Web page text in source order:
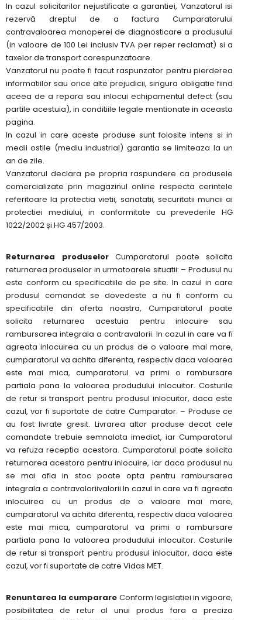
In cazul solicitarilor nejustificate a garantiei, Vanzatorul isi
rezervă dreptul de a factura Cumparatorului
contravaloarea manoperei de diagnosticare a produsului
(in valoare de 100 Lei inclusiv TVA per reper reclamat) si a
taxelor de transport corespunzatoare.
Vanzatorul nu poate fi facut raspunzator pentru pierderea
informatiilor sau orice alte prejudicii, singura obligatie fiind
aceea de a repara sau inlocui echipamentul defect (sau
partile acestuia), in conditiile legale mentionate in aceasta
pagina.
In cazul in care aceste produse sunt folosite intens si in
medii ostile (mediu industrial) garantia se limiteaza la un
an de zile.
Vanzatorul declara pe propria raspundere ca produsele
comercializate prin magazinul online respecta cerintele
referitoare la protectia vietii, sanatatii, securitatii muncii ai
protectiei mediului, in conformitate cu prevederile HG
1022/2002 și HG 457/2003.
Returnarea produselor Cumparatorul poate solicita
returnarea produselor in urmatoarele situatii: – Produsul nu
este conform cu specificatiile de pe site. In cazul in care
produsul comandat se dovedeste a nu fi conform cu
specificatiile din oferta noastra, Cumparatorul poate
solicita returnarea acestuia pentru inlocuire sau
rambursarea integrala a contravalorii. In cazul in care va fi
agreata inlocuirea cu un produs de o valoare mai mare,
cumparatorul va achita diferenta, respectiv daca valoarea
este mai mica, cumparatorul va primi o rambursare
partiala pana la valoarea produdului inlocuitor. Costurile
de retur si transport pentru produsul inlocuitor, daca este
cazul, vor fi suportate de catre Cumparator. – Produse ce
au fost livrate gresit. Livrarea altor produse decat cele
comandate trebuie semnalata imediat, iar Cumparatorul
va refuza receptia acestora. Cumparatorul poate solicita
returnarea acestora pentru inlocuire, iar daca produsul nu
se mai afla in stoc poate opta pentru rambursarea
integrala a contravaloriivalorii.In cazul in care va fi agreata
inlocuirea cu un produs de o valoare mai mare,
cumparatorul va achita diferenta, respectiv daca valoarea
este mai mica, cumparatorul va primi o rambursare
partiala pana la valoarea produdului inlocuitor. Costurile
de retur si transport pentru produsul inlocuitor, daca este
cazul, vor fi suportate de catre Vidas MET.
Renuntarea la cumparare Conform legislatiei in vigoare,
posibilitatea de retur al unui produs fara a preciza